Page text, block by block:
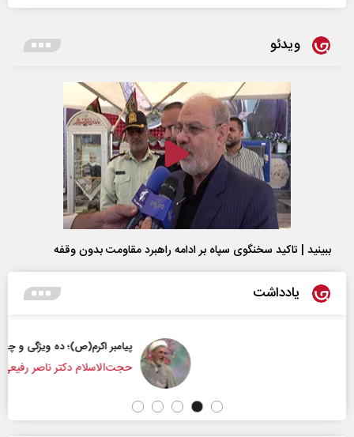
ویدئو
ببینید | تاکید سخنگوی سپاه بر ادامه راهبرد مقاومت بدون وقفه
یادداشت
پیامبر اکرم(ص)؛ ده ویژگی و چهار وظیفه مؤمنان
حجت‌الاسلام دکتر ناصر رفیعی - پژوهشگر مسائل